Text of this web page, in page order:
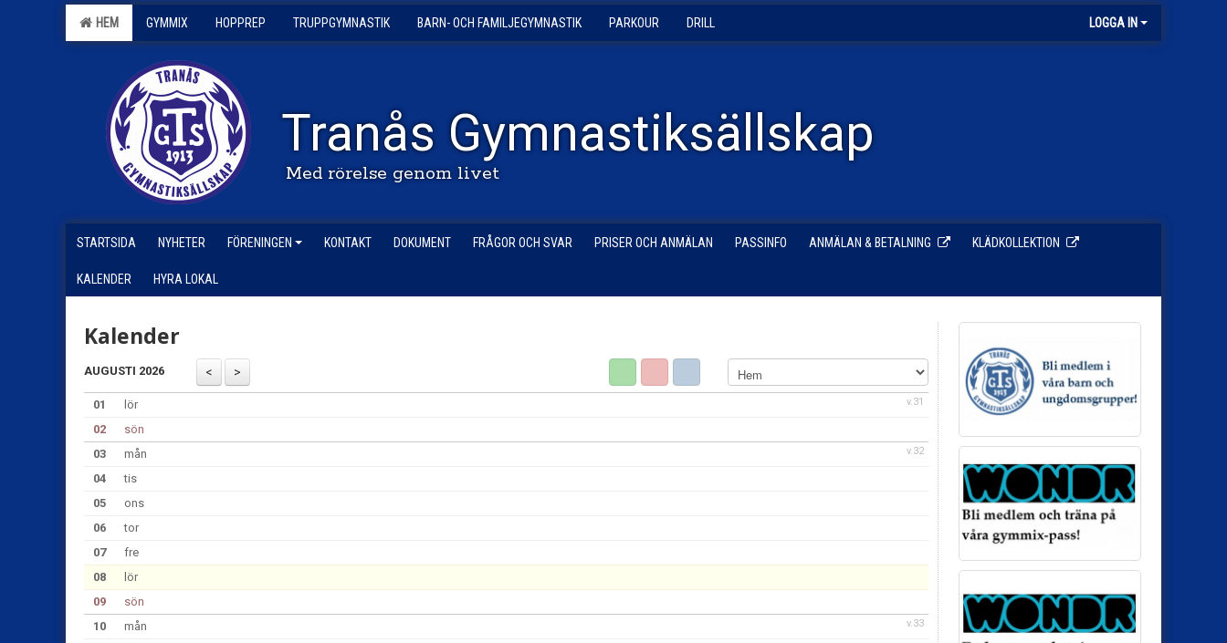
HEM GYMMIX HOPPREP TRUPPGYMNASTIK BARN- OCH FAMILJEGYMNASTIK PARKOUR DRILL LOGGA IN
Tranås Gymnastiksällskap
Med rörelse genom livet
STARTSIDA NYHETER FÖRENINGEN KONTAKT DOKUMENT FRÅGOR OCH SVAR PRISER OCH ANMÄLAN PASSINFO ANMÄLAN & BETALNING KLÄDKOLLEKTION
KALENDER HYRA LOKAL
Kalender
AUGUSTI 2026
v.31
01
lör
02
sön
v.32
03
mån
04
tis
05
ons
06
tor
07
fre
08
lör
09
sön
v.33
10
mån